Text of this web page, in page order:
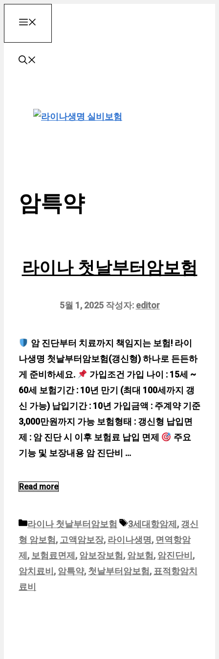
츠
암특약
라이나 첫날부터암보험
5월 1, 2025 작성자: editor
암 진단부터 치료까지 책임지는 보험! 라이
나생명 첫날부터암보험(갱신형) 하나로 든든하
게 준비하세요.
가입조건 가입 나이 : 15세 ~
60세 보험기간 : 10년 만기 (최대 100세까지 갱
신 가능) 납입기간 : 10년 가입금액 : 주계약 기준
3,000만원까지 가능 보험형태 : 갱신형 납입면
제 : 암 진단 시 이후 보험료 납입 면제
주요
기능 및 보장내용 암 진단비 …
Read more
카
테
고
리
라이나 첫날부터암보험
태
그
3세대항암제 , 갱신
형 암보험 , 고액암보장, 라이나생명, 면역항암
제 , 보험료면제 , 암보장보험 , 암보험 , 암진단비 ,
암치료비 , 암특약, 첫날부터암보험 , 표적항암치
료비